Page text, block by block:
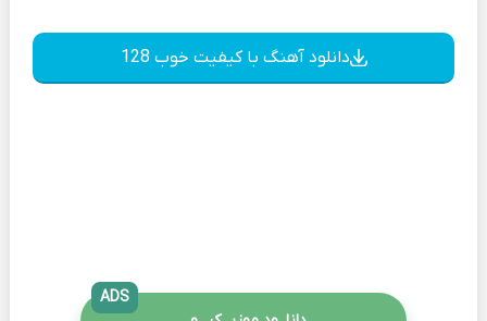
دانلود آهنگ با کیفیت خوب 128
ADS